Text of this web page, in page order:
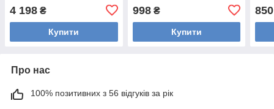
4 198 ₴
Купити
998₴
Купити
850
Про нас
100% позитивних з 56 відгуків за рік